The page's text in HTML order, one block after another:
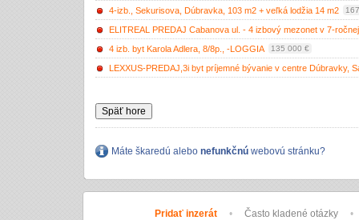
4-izb., Sekurisova, Dúbravka, 103 m2 + veľká lodžia 14 m2
ELITREAL PREDAJ Cabanova ul. - 4 izbový mezonet v 7-
4 izb. byt Karola Adlera, 8/8p., -LOGGIA
135 000 €
LEXXUS-PREDAJ,3i byt príjemné bývanie v centre Dúbravky,
Späť hore
Máte škaredú alebo nefunkčnú webovú stránku?
Pridať inzerát • Často kladené otázky •